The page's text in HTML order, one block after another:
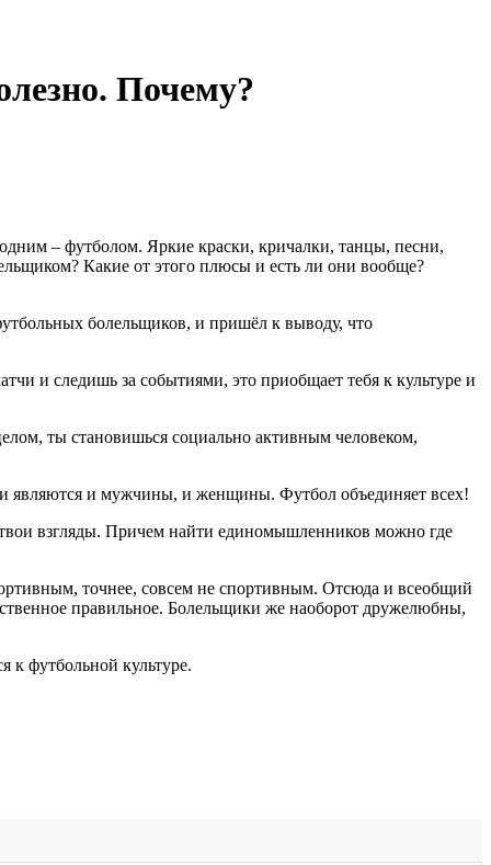
Почему?
– футболом. Яркие краски, кричалки, танцы, песни,
Какие от этого плюсы и есть ли они вообще?
болельщиков, и пришёл к выводу, что
и следишь за событиями, это приобщает тебя к культуре и
ты становишься социально активным человеком,
являются и мужчины, и женщины. Футбол объединяет всех!
взгляды. Причем найти единомышленников можно где
точнее, совсем не спортивным. Отсюда и всеобщий
правильное. Болельщики же наоборот дружелюбны,
к футбольной культуре.